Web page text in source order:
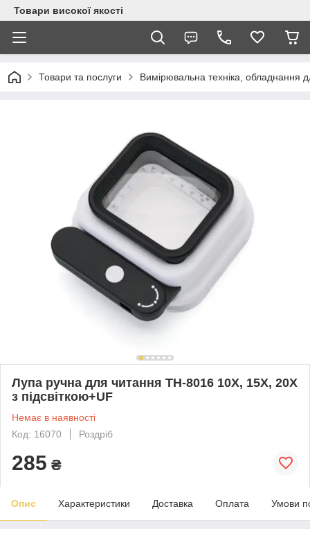
Товари високої якості
Товари та послуги Вимірювальна техніка, обладнання
Лупа ручна для читання TH-8016 10Х, 15Х, 20Х
з підсвіткою+UF
Немає в наявності
Код: 16070
Роздріб
285 ₴
Опис Характеристики Доставка Оплата Умови